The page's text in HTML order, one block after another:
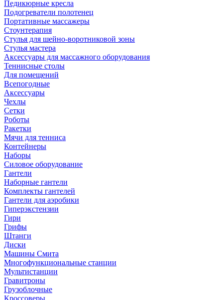
Педикюрные кресла
Подогреватели полотенец
Портативные массажеры
Стоунтерапия
Стулья для шейно-воротниковой зоны
Стулья мастера
Аксессуары для массажного оборудования
Теннисные столы
Для помещений
Всепогодные
Аксессуары
Чехлы
Сетки
Роботы
Ракетки
Мячи для тенниса
Контейнеры
Наборы
Силовое оборудование
Гантели
Наборные гантели
Комплекты гантелей
Гантели для аэробики
Гиперэкстензии
Гири
Грифы
Штанги
Диски
Машины Смита
Многофункциональные станции
Мультистанции
Гравитроны
Грузоблочные
Кроссоверы